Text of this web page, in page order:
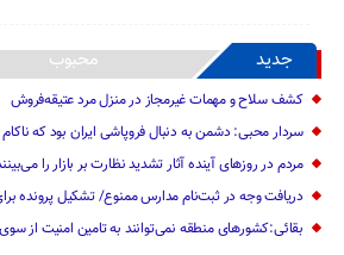
جدید محبوب
کشف سلاح و مهمات غیرمجاز در منزل مرد عتیقه‌فروش
سردار محبی: دشمن به دنبال فروپاشی ایران بود که ناکام
مردم در روزهای آینده آثار تشدید نظارت بر بازار را
دریافت وجه در ثبت‌نام مدارس ممنوع/ تشکیل پرونده برای 101 مدیر
بقائی:کشورهای منطقه نمی‌توانند به تامین امنیت از